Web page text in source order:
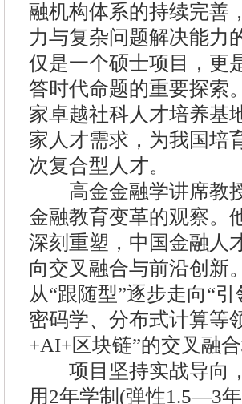
融机构体系的持续完善
力与复杂问题解决能力
仅是一个硕士项目，更
答时代命题的重要探索
家卓越社科人才培养基
家人才需求，为我国培
次复合型人才。
高金金融学讲席教授
金融教育变革的观察。
深刻重塑，中国金融人
向交叉融合与前沿创新
从“跟随型”逐步走向“
密码学、分布式计算等
+AI+区块链”的交叉融
项目坚持实战导向，
用2年学制(弹性1.5—3